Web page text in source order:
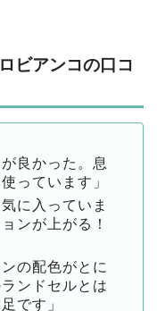
ビアンコの口コ
良かった。息
っています」
に入っていま
ンが上がる！
の配色がとに
ンドセルとは
です」